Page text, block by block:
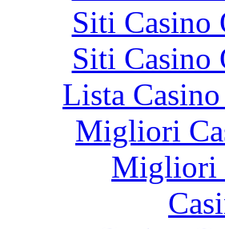
Siti Casino
Siti Casino
Lista
Migliori
Migliori